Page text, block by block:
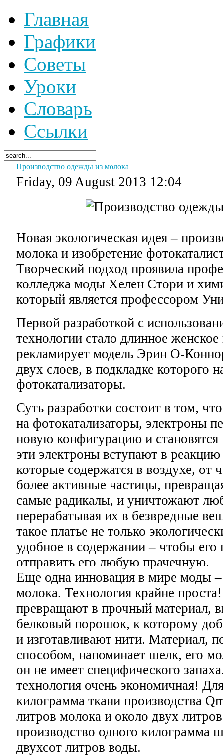
Главная
Графики
Советы
Уроки
Словарь
Ссылки
Производство одежды из молока
Friday, 09 August 2013 12:04
Новая экологическая идея –
молока и изобретение
Творческий подход проявила
колледжа моды Хелен Стори и
который является профессором
Первой разработкой с
технологии стало длинное женское
рекламирует модель Эрин О-
двух слоев, в подкладке которого
фотокатализаторы.
Суть разработки состоит в том,
на фотокатализаторы, электроны
новую конфигурацию и
эти электроны вступают в
которые содержатся в воздухе, от
более активные частицы,
самые радикалы, и уничтожают
перерабатывая их в безвредные
такое платье не только
удобное в содержании – чтобы его
отправить его любую прачечную.
Еще одна инновация в мире моды
молока. Технология крайне
превращают в прочный материал,
белковый порошок, к которому
и изготавливают нити. Материал,
способом, напоминает шелк, его
он не имеет специфического
технология очень экономичная!
килограмма ткани производства
литров молока и около двух
производство одного килограмма
двухсот литров воды.